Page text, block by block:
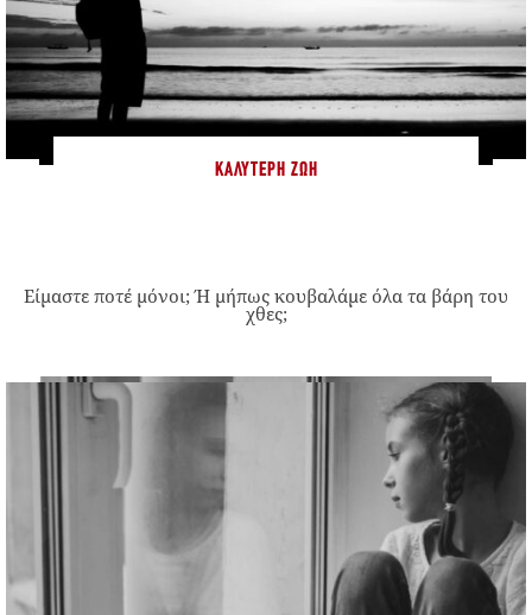
ΚΑΛΎΤΕΡΗ ΖΩΉ
Είμαστε ποτέ μόνοι; Ή μήπως κουβαλάμε όλα τα βάρη του
χθες;